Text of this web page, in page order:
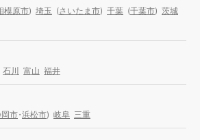
模原市) 埼玉 (さいたま市) 千葉 (千葉市) 茨城
石川 富山 福井
市・浜松市) 岐阜 三重